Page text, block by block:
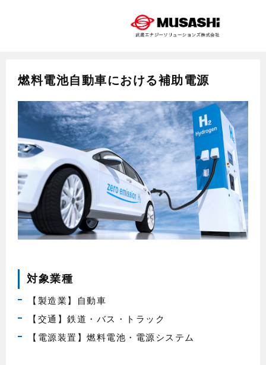
燃料電池自動車における補助電源
対象業種
【製造業】自動車
【交通】鉄道・バス・トラック
【電源装置】燃料電池・電源システム